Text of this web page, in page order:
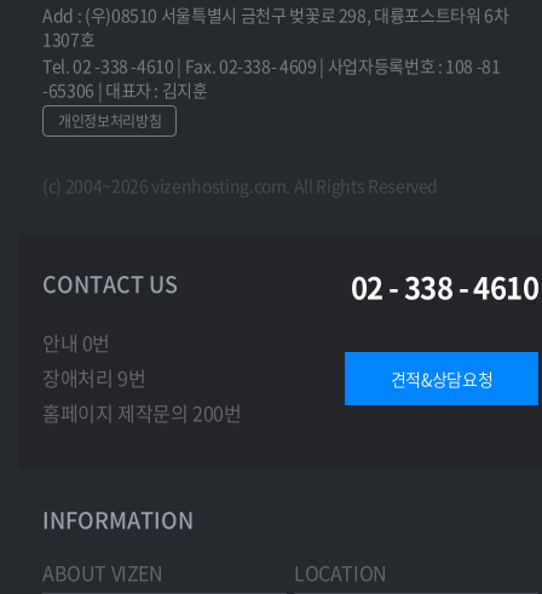
Add : (우)08510 서울특별시 금천구 벚꽃로 298, 대륭포스트타워 6차
1307호
Tel. 02 -338 -4610 | Fax. 02-338- 4609 | 사업자등록번호 : 108 -81
-65306 | 대표자 : 김지훈
개인정보처리방침
(c) 2004~2026 vizenhosting.com. All Rights Reserved
CONTACT US 02 - 338 - 4610
안내 0번
장애처리 9번
홈페이지 제작문의 200번
견적&상담요청
INFORMATION
ABOUT VIZEN LOCATION